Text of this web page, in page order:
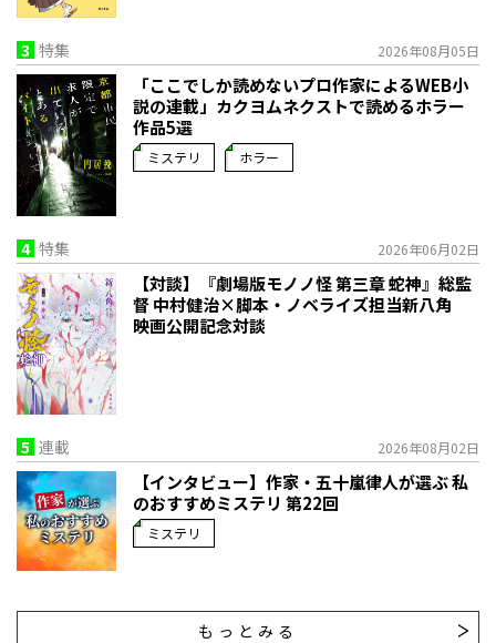
3 特集 2026年08月05日
「ここでしか読めないプロ作家によるWEB小
説の連載」――カクヨムネクストで読めるホラー
作品5選
ミステリ ホラー
4 特集 2026年06月02日
【対談】『劇場版モノノ怪 第三章 蛇神』総監
督 中村健治×脚本・ノベライズ担当新八角
映画公開記念対談
5 連載 2026年08月02日
【インタビュー】作家・五十嵐律人が選ぶ 私
のおすすめミステリ 第22回
ミステリ
もっとみる